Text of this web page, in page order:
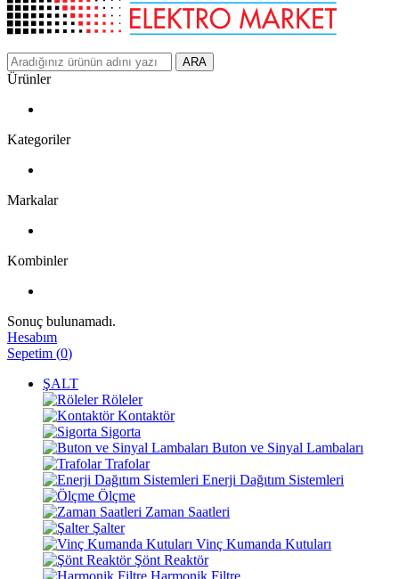
ARA
Ürünler
Kategoriler
Markalar
Kombinler
Sonuç bulunamadı.
Hesabım
Sepetim (0)
ŞALT
Röleler
Kontaktör
Sigorta
Buton ve Sinyal Lambaları
Trafolar
Enerji Dağıtım Sistemleri
Ölçme
Zaman Saatleri
Şalter
Vinç Kumanda Kutuları
Şönt Reaktör
Harmonik Filtre